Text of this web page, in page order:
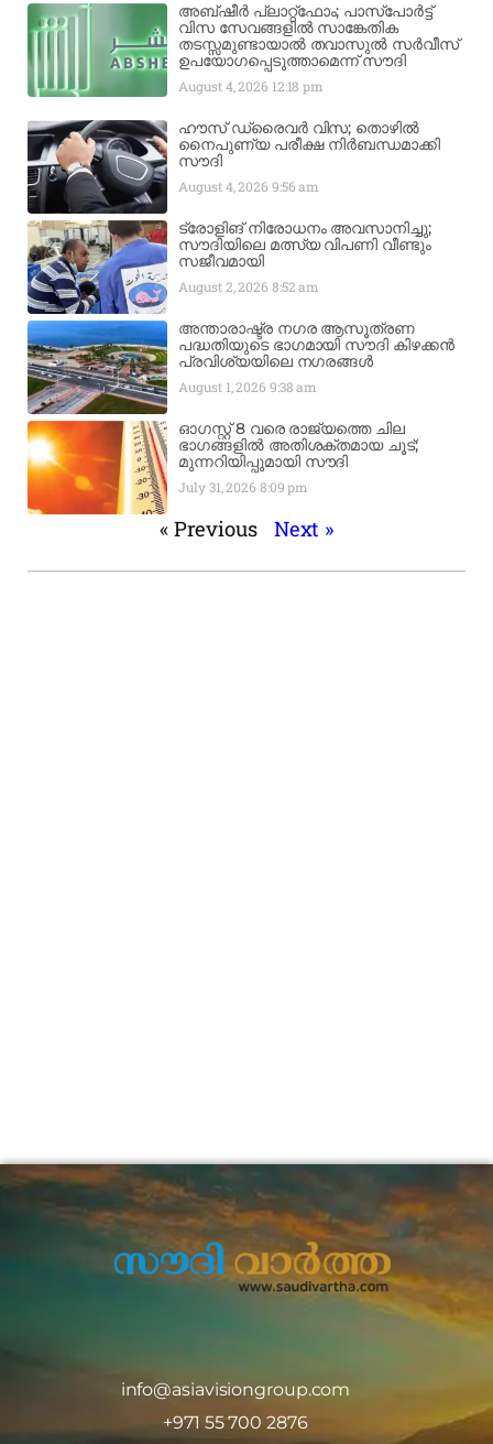
അബ്ഷീർ പ്ലാറ്റ്‌ഫോം; പാസ്‌പോർട്ട്
വിസ സേവങ്ങളിൽ സാങ്കേതിക
തടസ്സമുണ്ടായാൽ തവാസുൽ സർവീസ്
ഉപയോഗപ്പെടുത്താമെന്ന് സൗദി
August 4, 2026 12:18 pm
ഹൗസ് ഡ്രൈവർ വിസ; തൊഴിൽ
നൈപുണ്യ പരീക്ഷ നിർബന്ധമാക്കി
സൗദി
August 4, 2026 9:56 am
ട്രോളിങ് നിരോധനം അവസാനിച്ചു;
സൗദിയിലെ മത്സ്യ വിപണി വീണ്ടും
സജീവമായി
August 2, 2026 8:52 am
അന്താരാഷ്ട്ര നഗര ആസൂത്രണ
പദ്ധതിയുടെ ഭാഗമായി സൗദി കിഴക്കൻ
പ്രവിശ്യയിലെ നഗരങ്ങൾ
August 1, 2026 9:38 am
ഓഗസ്റ്റ് 8 വരെ രാജ്യത്തെ ചില
ഭാഗങ്ങളിൽ അതിശക്തമായ ചൂട്;
മുന്നറിയിപ്പുമായി സൗദി
July 31, 2026 8:09 pm
« Previous Next »
info@asiavisiongroup.com
+971 55 700 2876